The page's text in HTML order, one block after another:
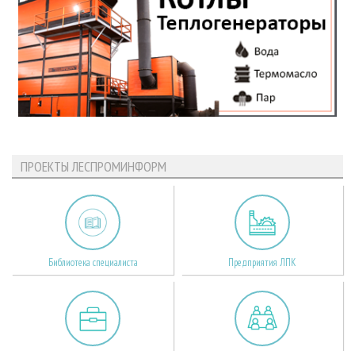
ПРОЕКТЫ ЛЕСПРОМИНФОРМ
Библиотека специалиста Предприятия ЛПК